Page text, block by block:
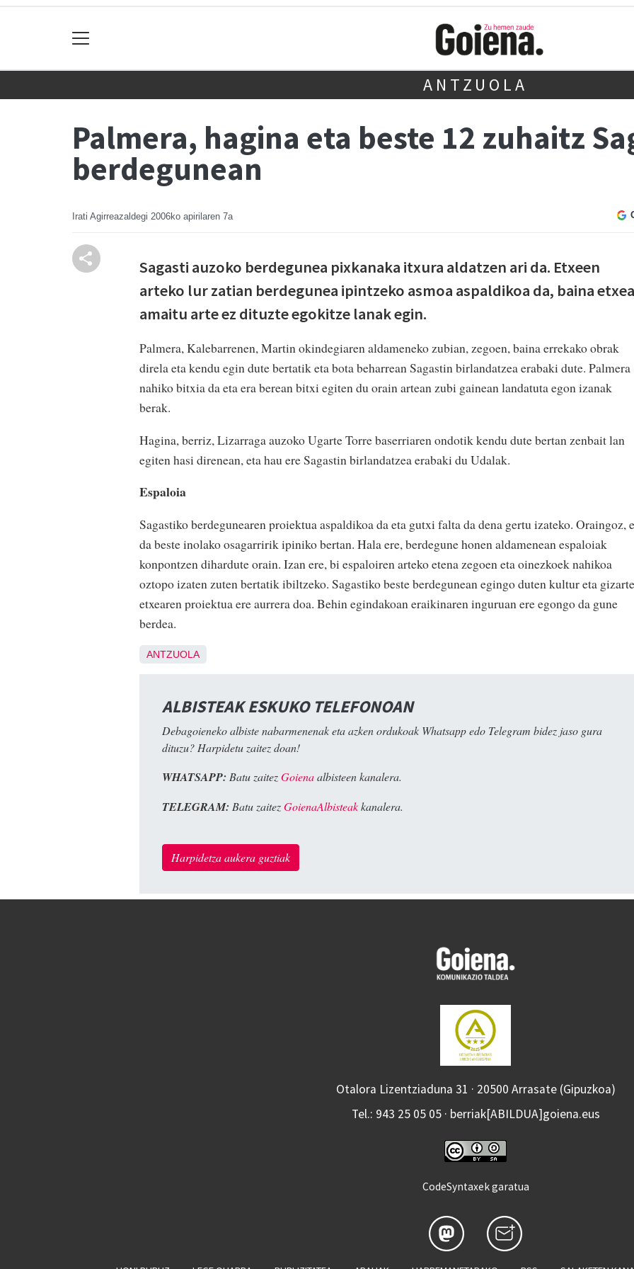
ANTZUOLA
Palmera, hagina eta beste 12 zuhaitz
berdegunean
Irati Agirreazaldegi 2006ko apirilaren 7a
Sagasti auzoko berdegunea pixkanaka itxura aldatzen ari da. Etxeen
arteko lur zatian berdegunea ipintzeko asmoa aspaldikoa da, baina
amaitu arte ez dituzte egokitze lanak egin.
Palmera, Kalebarrenen, Martin okindegiaren aldameneko zubian, zegoen, baina errekako obrak
direla eta kendu egin dute bertatik eta bota beharrean Sagastin birlandatzea erabaki dute. Palmera
nahiko bitxia da eta era berean bitxi egiten du orain artean zubi gainean landatuta egon izanak
berak.
Hagina, berriz, Lizarraga auzoko Ugarte Torre baserriaren ondotik kendu dute bertan zenbait lan
egiten hasi direnean, eta hau ere Sagastin birlandatzea erabaki du Udalak.
Espaloia
Sagastiko berdegunearen proiektua aspaldikoa da eta gutxi falta da dena gertu izateko. Oraingoz,
da beste inolako osagarririk ipiniko bertan. Hala ere, berdegune honen aldamenean espaloiak
konpontzen dihardute orain. Izan ere, bi espaloiren arteko etena zegoen eta oinezkoek nahikoa
oztopo izaten zuten bertatik ibiltzeko. Sagastiko beste berdegunean egingo duten kultur eta gizarte
etxearen proiektua ere aurrera doa. Behin egindakoan eraikinaren inguruan ere egongo da gune
berdea.
ANTZUOLA
ALBISTEAK ESKUKO TELEFONOAN
Debagoieneko albiste nabarmenenak eta azken ordukoak Whatsapp edo Telegram bidez jaso gura
dituzu? Harpidetu zaitez doan!
WHATSAPP: Batu zaitezGoienaalbisteen kanalera.
TELEGRAM: Batu zaitezGoienaAlbisteakkanalera.
Harpidetza aukera guztiak
Otalora Lizentziaduna 31 · 20500 Arrasate (Gipuzkoa)
Tel.: 943 25 05 05 · berriak[ABILDUA]goiena.eus
CodeSyntaxek garatua